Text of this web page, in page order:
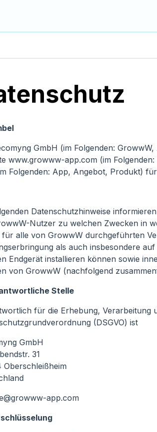
GmbH (im Folgenden:
www.growww-app.com (im
Folgenden: App, Angebot, Produkt)
Datenschutzhinweise
Nutzer zu welchen Zwecken in
für alle von GrowwW durchgeführten
als auch insbesondere
Endgerät installieren können sowie
von GrowwW (nachfolgend
Stelle
für die Erhebung, Verarbeitung
(DSGVO) ist
GmbH
31
Oberschleißheim
app.com